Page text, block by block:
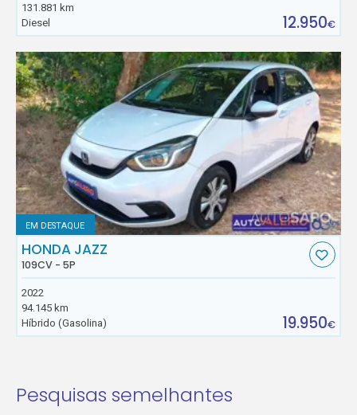
131.881 km
Diesel
12.950€
EM DESTAQUE
HONDA JAZZ
109CV - 5P
2022
94.145 km
Híbrido (Gasolina)
19.950€
Pesquisas semelhantes